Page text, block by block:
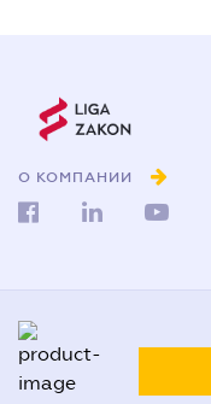
О КОМПАНИИ